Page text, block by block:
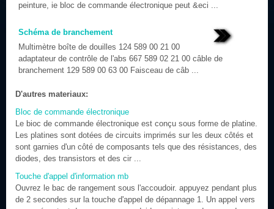
peinture, ie bloc de commande électronique peut &eci ...
Schéma de branchement
Multimètre boîte de douilles 124 589 00 21 00
adaptateur de contrôle de l'abs 667 589 02 21 00 câble de
branchement 129 589 00 63 00 Faisceau de câb ...
D'autres materiaux:
Bloc de commande électronique
Le bioc de commande électronique est conçu sous forme de platine.
Les platines sont dotées de circuits imprimés sur les deux côtés et
sont garnies d'un côté de composants tels que des résistances, des
diodes, des transistors et des cir ...
Touche d'appel d'information mb
Ouvrez le bac de rangement sous l'accoudoir. appuyez pendant plus
de 2 secondes sur la touche d'appel de dépannage 1. Un appel vers